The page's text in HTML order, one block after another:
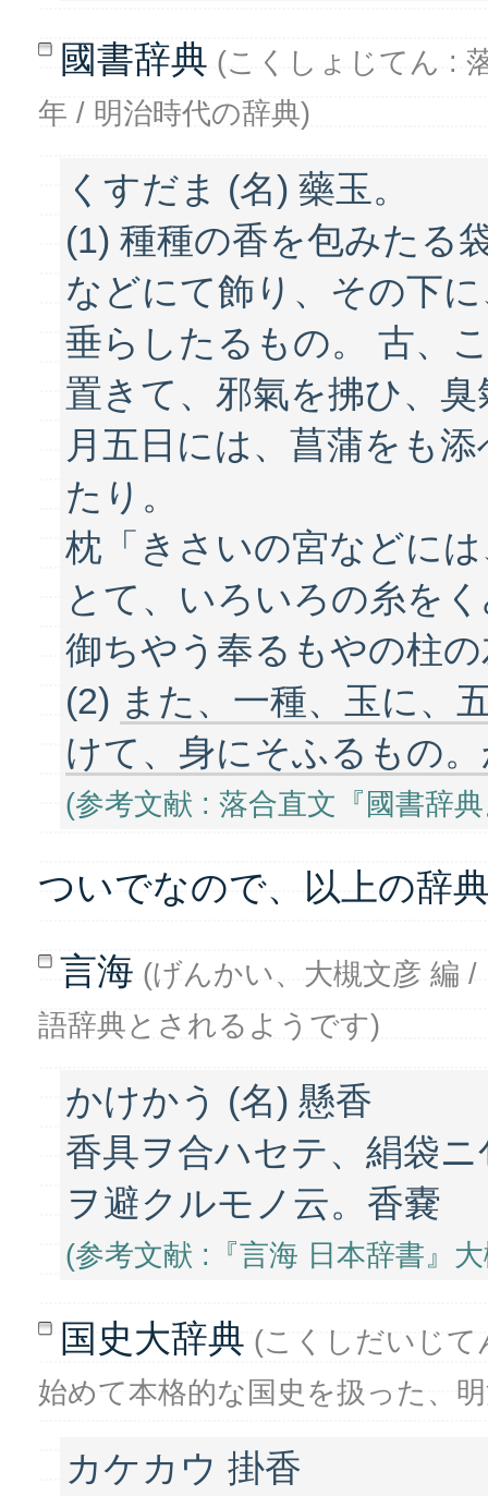
國書辞典 (こくしょじてん :
年 / 明治時代の辞典)
くすだま (名) 藥玉。
(1) 種種の香を包みたる
などにて飾り、その下
垂らしたるもの。 古、
置きて、邪氣を拂ひ、
月五日には、菖蒲をも
たり。
枕「きさいの宮などに
とて、いろいろの糸を
御ちやう奉るもやの柱
(2) また、一種、玉に、
けて、身にそふるもの
(参考文献 : 落合直文『國書辞
ついでなので、以上の辞
言海 (げんかい、大槻文彦 編
語辞典とされるようです)
かけかう (名) 懸香
香具ヲ合ハセテ、絹袋
ヲ避クルモノ云。香嚢
(参考文献 :『言海 日本辞書』
国史大辞典 (こくしだいじて
始めて本格的な国史を扱った、
カケカウ 掛香